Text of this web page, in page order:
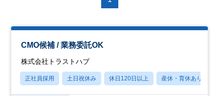
CMO候補 / 業務委託OK
株式会社トラストハブ
正社員採用 土日祝休み 休日120日以上 産休・育休あり